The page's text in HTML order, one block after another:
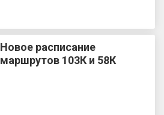
Новое расписание
маршрутов 103К и 58К